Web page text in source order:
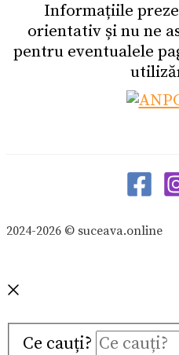
Informațiile
orientativ și nu ne
pentru eventualele
2024-2026 © suceava.online
Ce cauți?